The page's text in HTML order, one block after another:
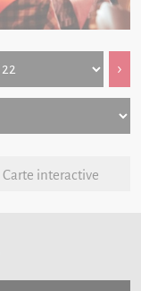
›
Carte interactive